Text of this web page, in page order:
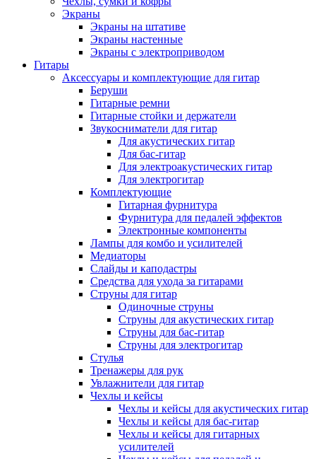
Экраны
Экраны на штативе
Экраны настенные
Экраны с электроприводом
Гитары
Аксессуары и комплектующие для гитар
Беруши
Гитарные ремни
Гитарные стойки и держатели
Звукосниматели для гитар
Для акустических гитар
Для бас-гитар
Для электроакустических гитар
Для электрогитар
Комплектующие
Гитарная фурнитура
Фурнитура для педалей эффектов
Электронные компоненты
Лампы для комбо и усилителей
Медиаторы
Слайды и каподастры
Средства для ухода за гитарами
Струны для гитар
Одиночные струны
Струны для акустических гитар
Струны для бас-гитар
Струны для электрогитар
Стулья
Тренажеры для рук
Увлажнители для гитар
Чехлы и кейсы
Чехлы и кейсы для акустических гитар
Чехлы и кейсы для бас-гитар
Чехлы и кейсы для гитарных
усилителей